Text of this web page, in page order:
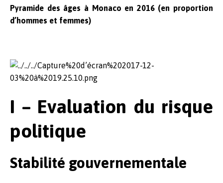
Pyramide des âges à Monaco en 2016 (en proportion
d’hommes et femmes)
I – Evaluation du risque
politique
Stabilité gouvernementale